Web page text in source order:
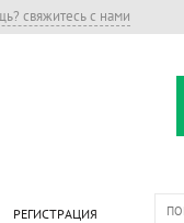
свяжитесь с нами
РЕГИСТРАЦИЯ